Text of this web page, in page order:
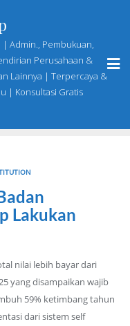
| Admin., Pembukuan,
Perusahaan &
Lainnya | Terpercaya &
| Konsultasi Gratis
Lakukan
nilai lebih bayar dari
yang disampaikan wajib
59% ketimbang tahun
dari sistem self